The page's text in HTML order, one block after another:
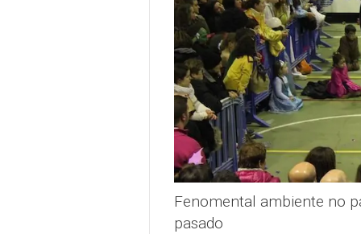
Fenomental ambiente no
pasado